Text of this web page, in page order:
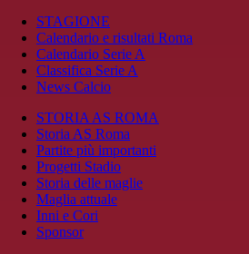
STAGIONE
Calendario e risultati Roma
Calendario Serie A
Classifica Serie A
News Calcio
STORIA AS ROMA
Storia AS Roma
Partite più importanti
Progetti Stadio
Storia delle maglie
Maglia attuale
Inni e Cori
Sponsor